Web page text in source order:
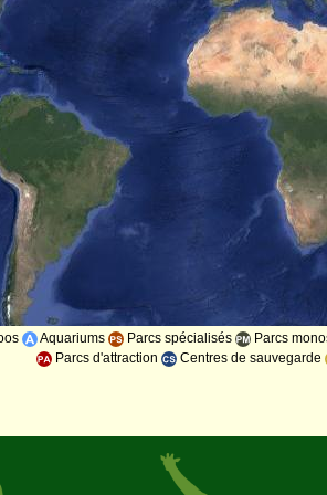
Aquariums Parcs spécialisés Parcs
Parcs d'attraction
Centres de sauvegarde